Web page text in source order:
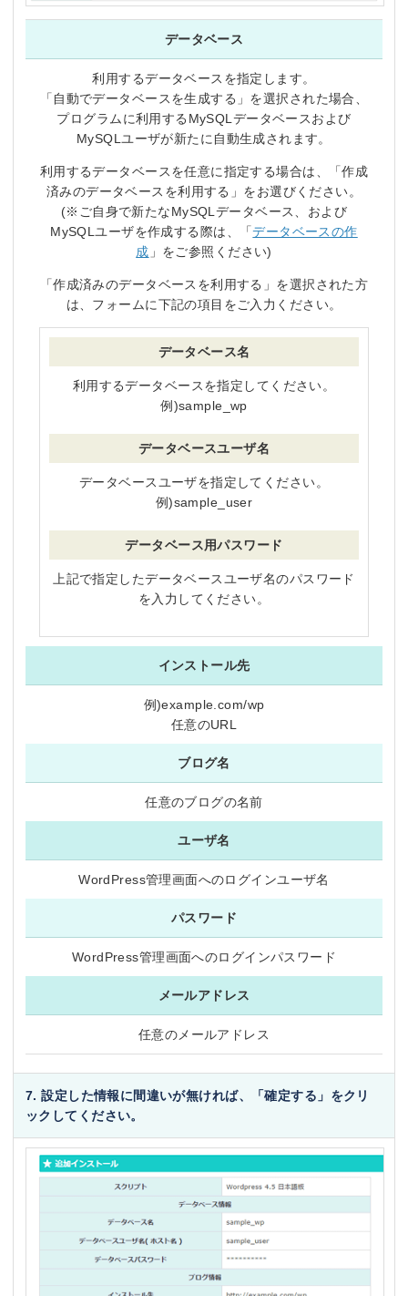
データベース
利用するデータベースを指定します。
「自動でデータベースを生成する」を選択された場合、
プログラムに利用するMySQLデータベースおよび
MySQLユーザが新たに自動生成されます。
利用するデータベースを任意に指定する場合は、「作成
済みのデータベースを利用する」をお選びください。
(※ご自身で新たなMySQLデータベース、および
MySQLユーザを作成する際は、「データベースの作
成 」をご参照ください)
「作成済みのデータベースを利用する」を選択された方
は、フォームに下記の項目をご入力ください。
データベース名
利用するデータベースを指定してください。
例)sample_wp
データベースユーザ名
データベースユーザを指定してください。
例)sample_user
データベース用パスワード
上記で指定したデータベースユーザ名のパスワード
を入力してください。
インストール先
例)example.com/wp
任意のURL
ブログ名
任意のブログの名前
ユーザ名
WordPress管理画面へのログインユーザ名
パスワード
WordPress管理画面へのログインパスワード
メールアドレス
任意のメールアドレス
7. 設定した情報に間違いが無ければ、「確定する」をクリ
ックしてください。